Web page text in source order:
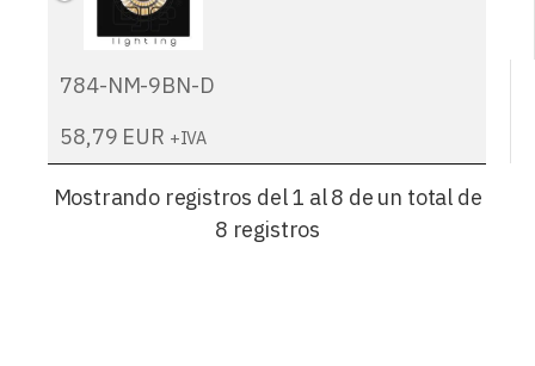
784-NM-9BN-D
58,79 EUR +IVA
Mostrando registros del 1 al 8 de un total de
8 registros